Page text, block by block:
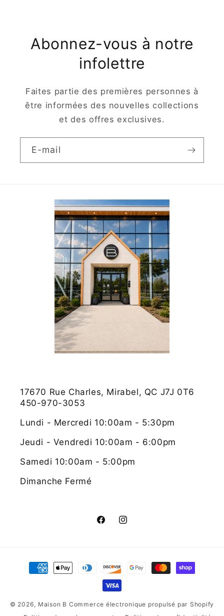
Abonnez-vous à notre
infolettre
Faites partie des premières personnes à
être informées des nouvelles collections
et des offres exclusives.
E-mail
17670 Rue Charles, Mirabel, QC J7J 0T6
450-970-3053
Lundi - Mercredi 10:00am - 5:30pm
Jeudi - Vendredi 10:00am - 6:00pm
Samedi 10:00am - 5:00pm
Dimanche Fermé
FacebookInstagram
Moyens
de
© 2026, Maison B Commerce électronique propulsé par Shopify